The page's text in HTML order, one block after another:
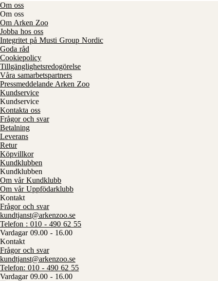
Om oss
Om oss
Om Arken Zoo
Jobba hos oss
Integritet på Musti Group Nordic
Goda råd
Cookiepolicy
Tillgänglighetsredogörelse
Våra samarbetspartners
Pressmeddelande Arken Zoo
Kundservice
Kundservice
Kontakta oss
Frågor och svar
Betalning
Leverans
Retur
Köpvillkor
Kundklubben
Kundklubben
Om vår Kundklubb
Om vår Uppfödarklubb
Kontakt
Frågor och svar
kundtjanst@arkenzoo.se
Telefon : 010 - 490 62 55
Vardagar 09.00 - 16.00
Kontakt
Frågor och svar
kundtjanst@arkenzoo.se
Telefon: 010 - 490 62 55
Vardagar 09.00 - 16.00